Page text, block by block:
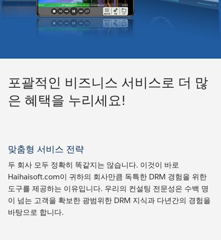
포괄적인 비즈니스 서비스로 더 많
은 혜택을 누리세요!
맞춤형 서비스 전략
두 회사 모두 정확히 똑같지는 않습니다. 이것이 바로
Haihaisoft.com이 귀하의 회사만큼 독특한 DRM 경험을 위한
도구를 제공하는 이유입니다. 우리의 컨설팅 전문성은 수백 명
이 넘는 고객을 확보한 광범위한 DRM 지식과 다년간의 경험을
바탕으로 합니다.